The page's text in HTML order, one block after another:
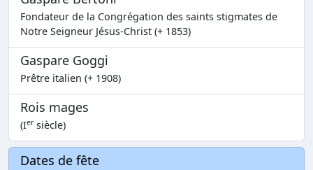
Fondateur de la Congrégation des saints stigmates de
Notre Seigneur Jésus-Christ (+ 1853)
Gaspare Goggi
Prêtre italien (+ 1908)
Rois mages
(Iersiècle)
Dates de fête